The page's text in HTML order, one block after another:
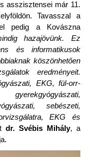
asszisztensei már 11.
Tavasszal a
pedig a Kovászna
hazajövünk. Ez
és informatikusok
köszönhetően
eredményeit.
EKG, fül-orr-
sebészeti,
EKG és
dr. Svébis Mihály, a